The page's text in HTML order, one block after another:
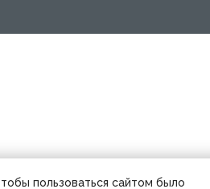
пользоваться сайтом было